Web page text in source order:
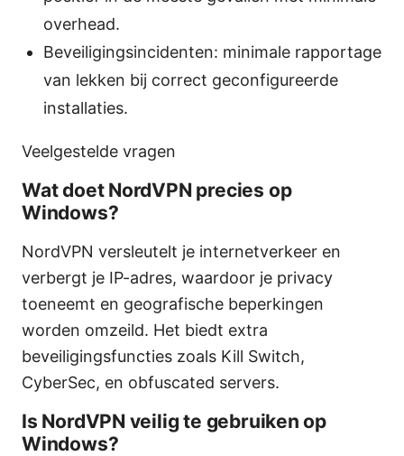
overhead.
Beveiligingsincidenten: minimale rapportage
van lekken bij correct geconfigureerde
installaties.
Veelgestelde vragen
Wat doet NordVPN precies op
Windows?
NordVPN versleutelt je internetverkeer en
verbergt je IP-adres, waardoor je privacy
toeneemt en geografische beperkingen
worden omzeild. Het biedt extra
beveiligingsfuncties zoals Kill Switch,
CyberSec, en obfuscated servers.
Is NordVPN veilig te gebruiken op
Windows?